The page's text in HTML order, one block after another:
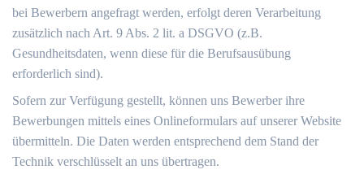
bei Bewerbern angefragt werden, erfolgt deren Verarbeitung
zusätzlich nach Art. 9 Abs. 2 lit. a DSGVO (z.B.
Gesundheitsdaten, wenn diese für die Berufsausübung
erforderlich sind).
Sofern zur Verfügung gestellt, können uns Bewerber ihre
Bewerbungen mittels eines Onlineformulars auf unserer Website
übermitteln. Die Daten werden entsprechend dem Stand der
Technik verschlüsselt an uns übertragen.